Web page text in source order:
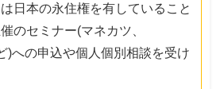
日本の永住権を有していること
のセミナー(マネカツ、
)への申込や個人個別相談を受け